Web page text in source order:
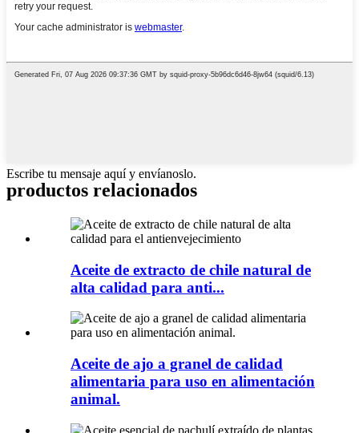
Escribe tu mensaje aquí y envíanoslo.
productos relacionados
Aceite de extracto de chile natural de
alta calidad para anti...
Aceite de ajo a granel de calidad
alimentaria para uso en alimentación
animal.